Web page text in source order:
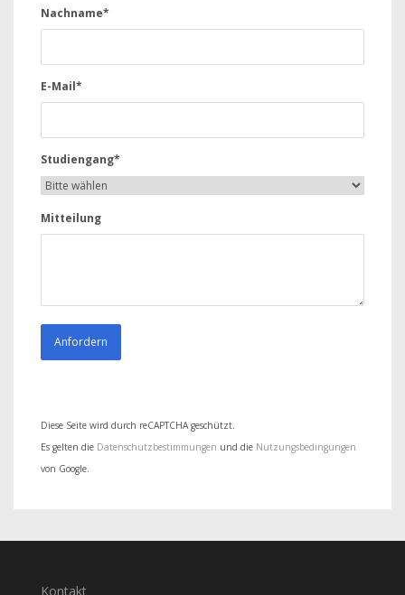
Nachname*
E-Mail*
Studiengang*
Mitteilung
Diese Seite wird durch reCAPTCHA geschützt.
Es gelten die Datenschutzbestimmungen und die Nutzungsbedingungen
von Google.
Kontakt